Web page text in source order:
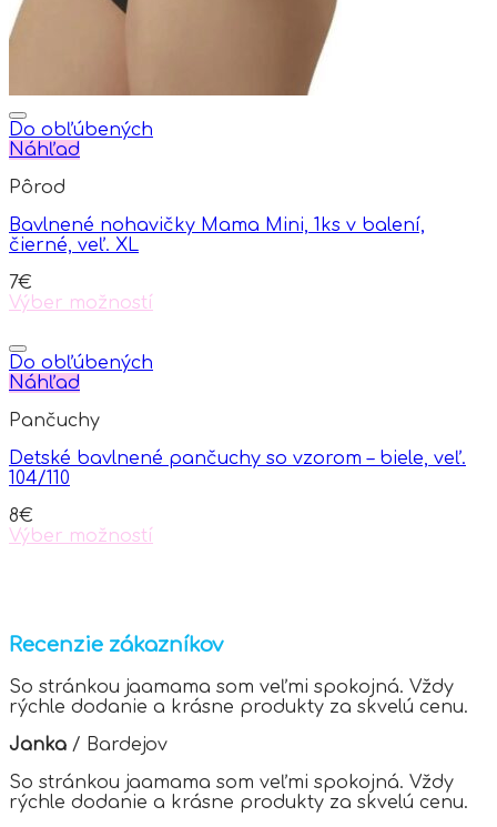
product
page
Do obľúbených
Náhľad
Pôrod
Bavlnené nohavičky Mama Mini, 1ks v balení,
čierné, veľ. XL
7€
Výber možností
product
has
multiple
The
may
be
on
the
Do obľúbených
Náhľad
Pančuchy
Detské bavlnené pančuchy so vzorom – biele, veľ.
104/110
8€
Výber možností
variants.
The
options
may
be
chosen
on
the
product
page
Recenzie zákazníkov
So stránkou jaamama som veľmi spokojná. Vždy
rýchle dodanie a krásne produkty za skvelú cenu.
Janka / Bardejov
So stránkou jaamama som veľmi spokojná. Vždy
rýchle dodanie a krásne produkty za skvelú cenu.